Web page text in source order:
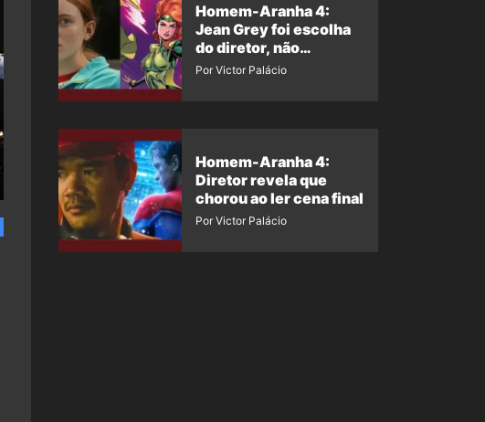
Homem-Aranha 4:
Jean Grey foi escolha
do diretor, não
imposição da Marvel
Por Victor Palácio
Homem-Aranha 4:
Diretor revela que
chorou ao ler cena final
Por Victor Palácio